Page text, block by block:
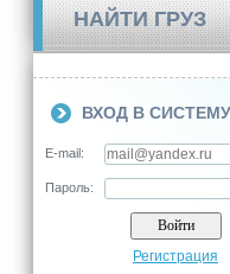
НАЙТИ ГРУЗ
ВХОД В СИСТЕМУ
E-mail:
Пароль:
Регистрация